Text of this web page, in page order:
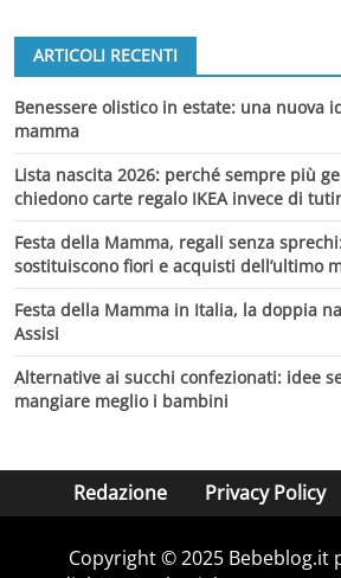
ARTICOLI RECENTI
Benessere olistico in estate: una nuova
mamma
Lista nascita 2026: perché sempre più
chiedono carte regalo IKEA invece di
Festa della Mamma, regali senza
sostituiscono fiori e acquisti dell’ultimo
Festa della Mamma in Italia, la doppia
Assisi
Alternative ai succhi confezionati: idee
mangiare meglio i bambini
Redazione Privacy Policy
Copyright © 2025 Bebeblog.it